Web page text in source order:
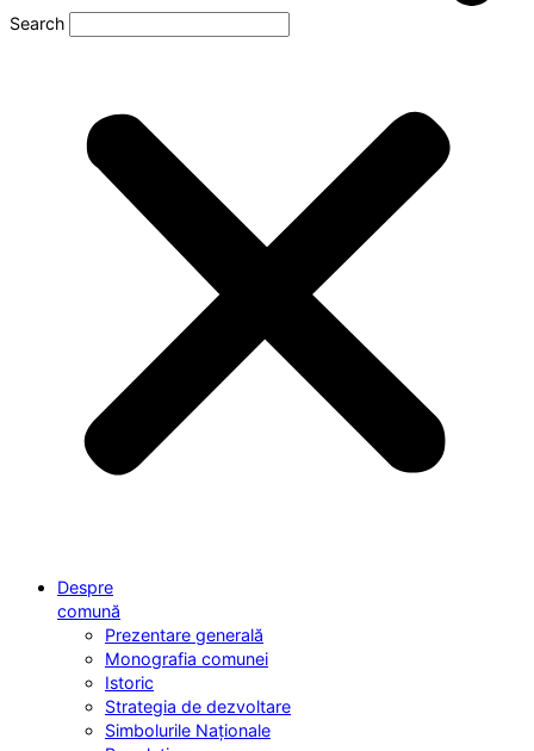
Search
Despre
comună
Prezentare generală
Monografia comunei
Istoric
Strategia de dezvoltare
Simbolurile Naționale